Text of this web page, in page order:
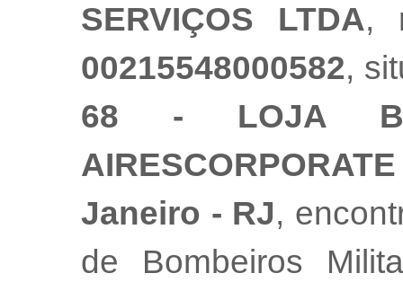
SERVIÇOS LTDA,
00215548000582,
68 - LOJA B
Janeiro - RJ,
de Bombeiros